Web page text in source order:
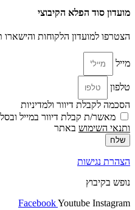
מועדון סוד הפלא הקיבוצי
הצטרפו למועדון הלקוחות והישארו
מייל
טלפון
הסכמה לקבלת דיוור ולמדיניות
מאשר/ת קבלת דיוור במייל
ותנאי השימוש באתר
שלח
הצהרת נגישות
נופש בקיבוץ
FacebookYoutube Instagram